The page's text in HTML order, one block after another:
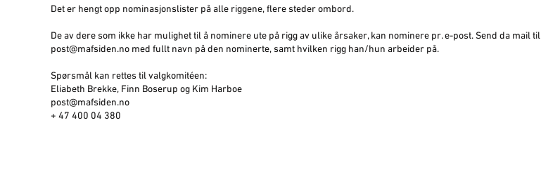
Det er hengt opp nominasjonslister på alle riggene, flere steder ombord.
De av dere som ikke har mulighet til å nominere ute på rigg av ulike årsaker, kan nominere pr. e-post. Send da mail til
post@mafsiden.no med fullt navn på den nominerte, samt hvilken rigg han/hun arbeider på.
Spørsmål kan rettes til valgkomitéen:
Eliabeth Brekke, Finn Boserup og Kim Harboe
post@mafsiden.no
+ 47 400 04 380